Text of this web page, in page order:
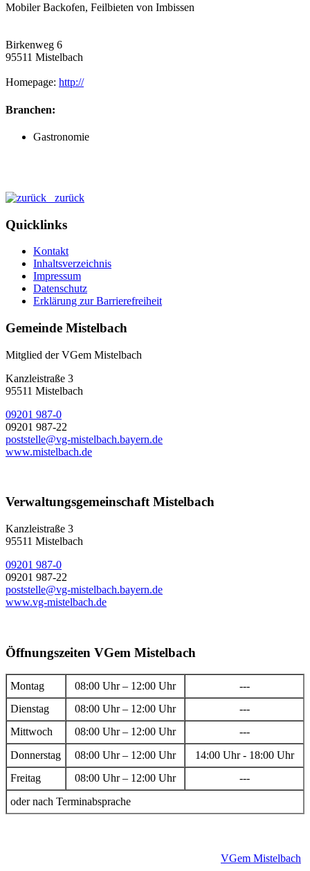
Mobiler Backofen, Feilbieten von Imbissen
Birkenweg 6
95511 Mistelbach
Homepage: http://
Branchen:
Gastronomie
zurück
Quicklinks
Kontakt
Inhaltsverzeichnis
Impressum
Datenschutz
Erklärung zur Barrierefreiheit
Gemeinde Mistelbach
Mitglied der VGem Mistelbach
Kanzleistraße 3
95511 Mistelbach
09201 987-0
09201 987-22
poststelle@vg-mistelbach.bayern.de
www.mistelbach.de
Verwaltungsgemeinschaft Mistelbach
Kanzleistraße 3
95511 Mistelbach
09201 987-0
09201 987-22
poststelle@vg-mistelbach.bayern.de
www.vg-mistelbach.de
Öffnungszeiten VGem Mistelbach
Montag 08:00 Uhr – 12:00 Uhr
---
Dienstag
08:00 Uhr – 12:00 Uhr
---
Mittwoch
08:00 Uhr – 12:00 Uhr
---
Donnerstag
08:00 Uhr – 12:00 Uhr
14:00 Uhr - 18:00 Uhr
Freitag
08:00 Uhr – 12:00 Uhr
---
oder nach Terminabsprache
VGem Mistelbach